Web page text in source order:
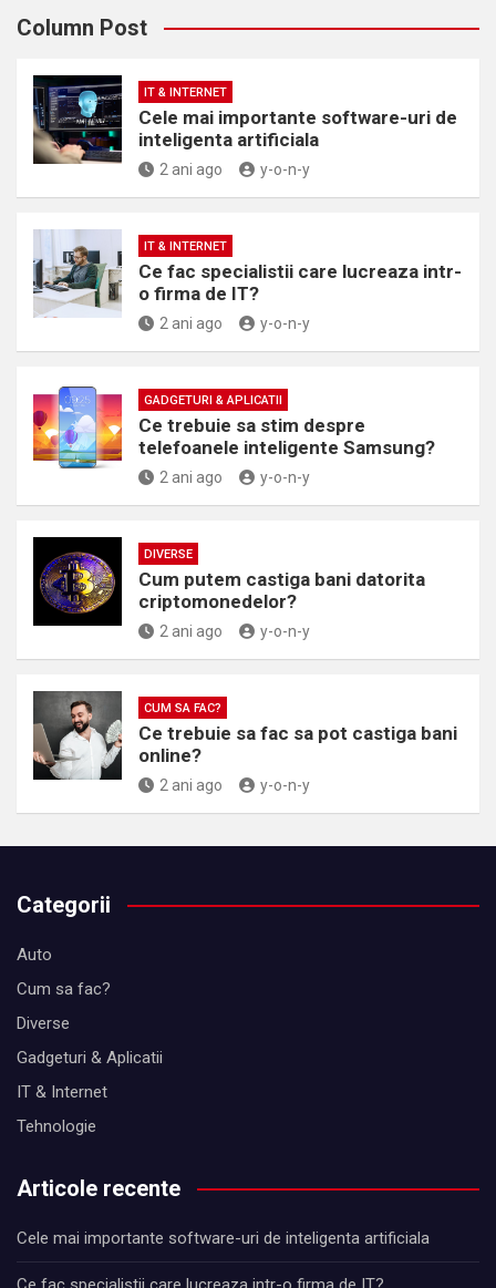
Column Post
IT & INTERNET
Cele mai importante software-uri de
inteligenta artificiala
2 ani ago y-o-n-y
IT & INTERNET
Ce fac specialistii care lucreaza intr-
o firma de IT?
2 ani ago y-o-n-y
GADGETURI & APLICATII
Ce trebuie sa stim despre
telefoanele inteligente Samsung?
2 ani ago y-o-n-y
DIVERSE
Cum putem castiga bani datorita
criptomonedelor?
2 ani ago y-o-n-y
CUM SA FAC?
Ce trebuie sa fac sa pot castiga bani
online?
2 ani ago y-o-n-y
Categorii
Auto
Cum sa fac?
Diverse
Gadgeturi & Aplicatii
IT & Internet
Tehnologie
Articole recente
Cele mai importante software-uri de inteligenta artificiala